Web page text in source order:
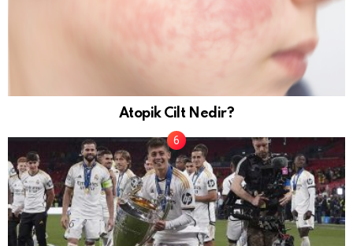
Atopik Cilt Nedir?